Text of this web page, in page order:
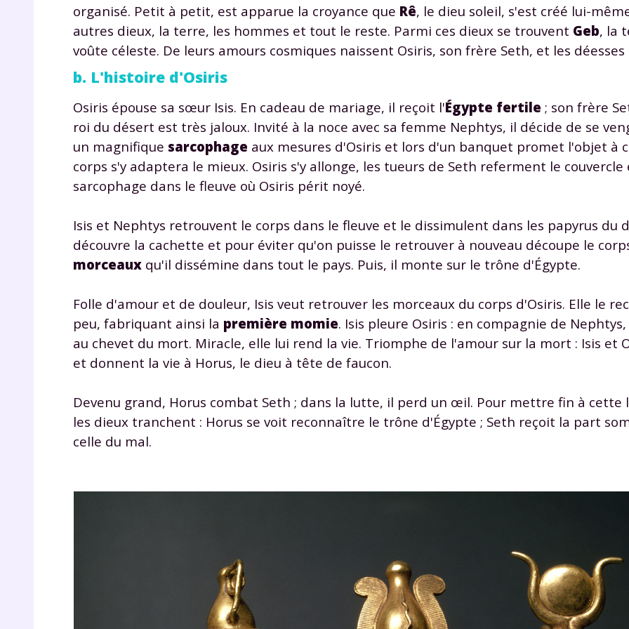
organisé. Petit à petit, est apparue la croyance que Rê, le dieu soleil, s'est créé lui-
autres dieux, la terre, les hommes et tout le reste. Parmi ces dieux se trouvent Geb, la
voûte céleste. De leurs amours cosmiques naissent Osiris, son frère Seth, et les
b. L'histoire d'Osiris
Osiris épouse sa sœur Isis. En cadeau de mariage, il reçoit l'Égypte fertile ; son frère
roi du désert est très jaloux. Invité à la noce avec sa femme Nephtys, il décide de se
un magnifique sarcophage aux mesures d'Osiris et lors d'un banquet promet l'objet à
corps s'y adaptera le mieux. Osiris s'y allonge, les tueurs de Seth referment le
sarcophage dans le fleuve où Osiris périt noyé.
Isis et Nephtys retrouvent le corps dans le fleuve et le dissimulent dans les papyrus du
découvre la cachette et pour éviter qu'on puisse le retrouver à nouveau découpe le
morceaux qu'il dissémine dans tout le pays. Puis, il monte sur le trône d'Égypte.
Folle d'amour et de douleur, Isis veut retrouver les morceaux du corps d'Osiris. Elle le
peu, fabriquant ainsi la première momie. Isis pleure Osiris : en compagnie de
au chevet du mort. Miracle, elle lui rend la vie. Triomphe de l'amour sur la mort : Isis et
et donnent la vie à Horus, le dieu à tête de faucon.
Devenu grand, Horus combat Seth ; dans la lutte, il perd un œil. Pour mettre fin à
les dieux tranchent : Horus se voit reconnaître le trône d'Égypte ; Seth reçoit la part
celle du mal.
de vos données personnelles et pour exercer vos droits, vous pouvez
notre charte